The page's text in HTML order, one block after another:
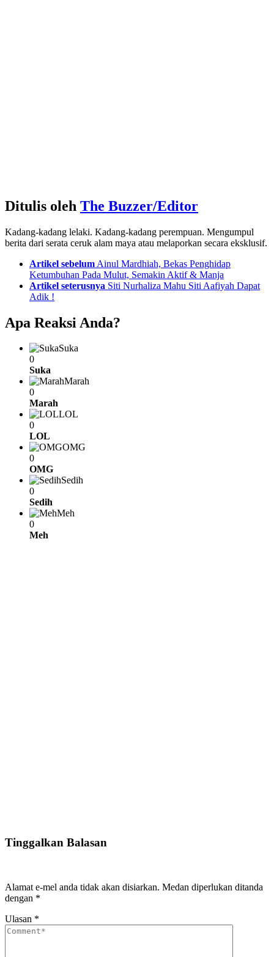
Ditulis oleh The Buzzer/Editor
Kadang-kadang lelaki. Kadang-kadang perempuan. Mengumpul
berita dari serata ceruk alam maya atau melaporkan secara eksklusif.
Artikel sebelum Ainul Mardhiah, Bekas Penghidap
Ketumbuhan Pada Mulut, Semakin Aktif & Manja
Artikel seterusnya Siti Nurhaliza Mahu Siti Aafiyah Dapat
Adik !
Apa Reaksi Anda?
Suka
0
Suka
Marah
0
Marah
LOL
0
LOL
OMG
0
OMG
Sedih
0
Sedih
Meh
0
Meh
Tinggalkan Balasan
Alamat e-mel anda tidak akan disiarkan. Medan diperlukan ditanda
dengan *
Ulasan *